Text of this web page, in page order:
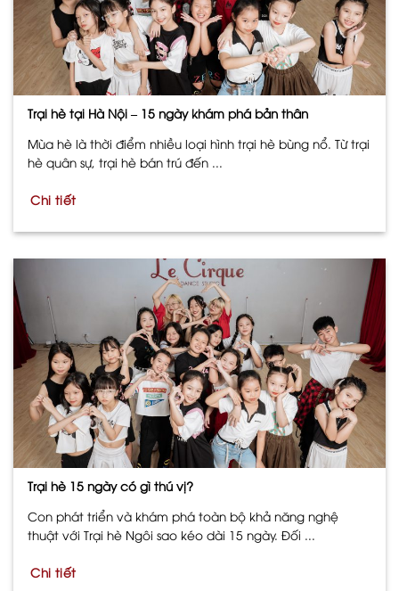
Trại hè tại Hà Nội – 15 ngày khám phá bản thân
Mùa hè là thời điểm nhiều loại hình trại hè bùng nổ. Từ trại
hè quân sự, trại hè bán trú đến ...
Chi tiết
Trại hè 15 ngày có gì thú vị?
Con phát triển và khám phá toàn bộ khả năng nghệ
thuật với Trại hè Ngôi sao kéo dài 15 ngày. Đối ...
Chi tiết